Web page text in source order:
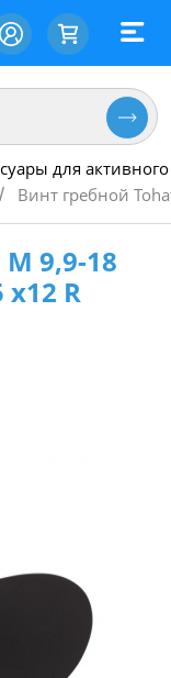
для
/ Винт гребной
9,9-18
х12 R